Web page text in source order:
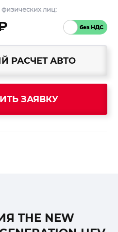
физических лиц:
РАСЧЕТ АВТО
ОТПРАВИТЬ ЗАЯВКУ
THE NEW